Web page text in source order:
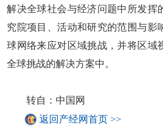
解决全球社会与经济问题中所发挥
究院项目、活动和研究的范围与影
球网络来应对区域挑战，并将区域
全球挑战的解决方案中。
转自：中国网
返回产经网首页 >>